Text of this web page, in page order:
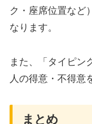
ク・座席位置など
なります。
また、「タイピン
人の得意・不得意
まとめ